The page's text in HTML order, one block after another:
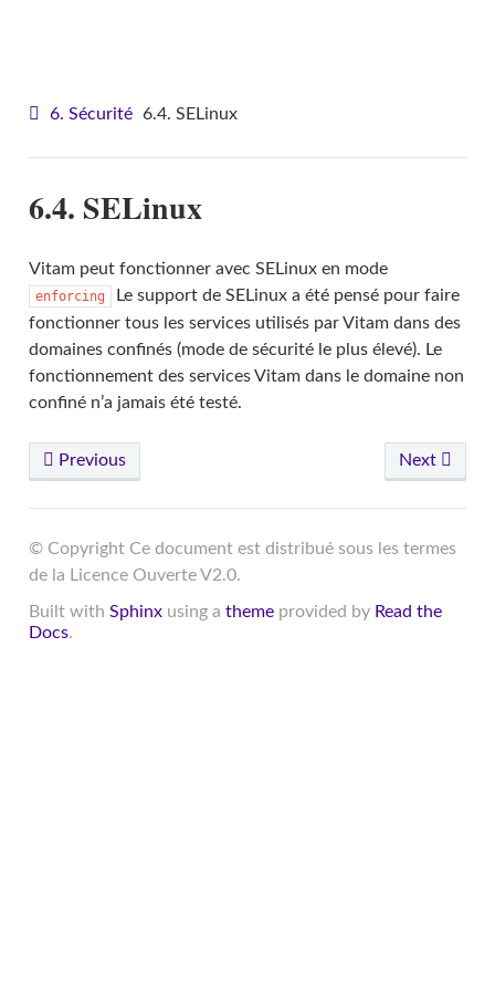
6. Sécurité 6.4. SELinux
6.4. SELinux
Vitam peut fonctionner avec SELinux en mode
enforcing
Le support de SELinux a été pensé pour faire
fonctionner tous les services utilisés par Vitam dans des
domaines confinés (mode de sécurité le plus élevé). Le
fonctionnement des services Vitam dans le domaine non
confiné n’a jamais été testé.
Previous Next
© Copyright Ce document est distribué sous les termes
de la Licence Ouverte V2.0.
Built with Sphinxusing a themeprovided by Read the
Docs.